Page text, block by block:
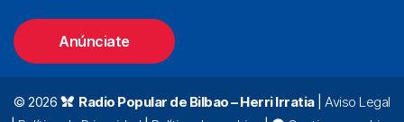
Anúnciate
© 2026 Radio Popular de Bilbao – Herri Irratia|Aviso Legal